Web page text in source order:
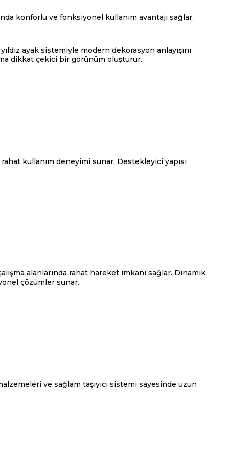
konforlu ve fonksiyonel kullanım avantajı sağlar.
ayak sistemiyle modern dekorasyon anlayışını
dikkat çekici bir görünüm oluşturur.
kullanım deneyimi sunar. Destekleyici yapısı
alanlarında rahat hareket imkanı sağlar. Dinamik
çözümler sunar.
ve sağlam taşıyıcı sistemi sayesinde uzun